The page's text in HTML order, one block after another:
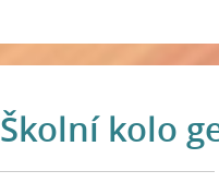
Školní kolo